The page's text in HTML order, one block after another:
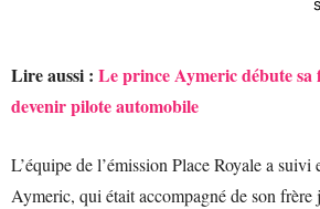
Lire aussi : Le prince Aymeric débute
devenir pilote automobile
L’équipe de l’émission Place Royale a
Aymeric, qui était accompagné de son frère